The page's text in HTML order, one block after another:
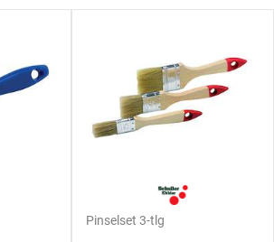
Pinselset 3-tlg